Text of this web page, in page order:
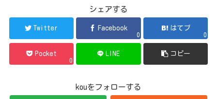
シェアする
Twitter Facebook
0
はてブ
0
Pocket
0
LINE コピー
kouをフォローする